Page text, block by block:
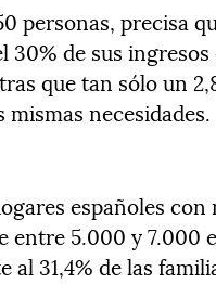
personas, precisa
30% de sus
que tan sólo un
necesidades.
españoles
entre 5.000 y 7.000
31,4% de las